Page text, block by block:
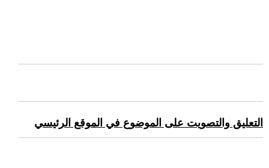
التعليق والتصويت على الموضوع في الموقع الرئيسي